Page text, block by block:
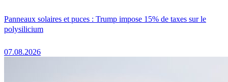
Panneaux solaires et puces : Trump impose 15% de taxes sur le
polysilicium
07.08.2026